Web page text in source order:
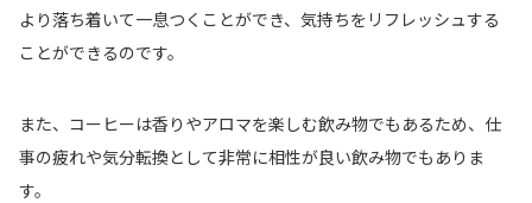
より落ち着いて一息つくことができ、気持ちをリフレッシュする
ことができるのです。
また、コーヒーは香りやアロマを楽しむ飲み物でもあるため、仕
事の疲れや気分転換として非常に相性が良い飲み物でもありま
す。